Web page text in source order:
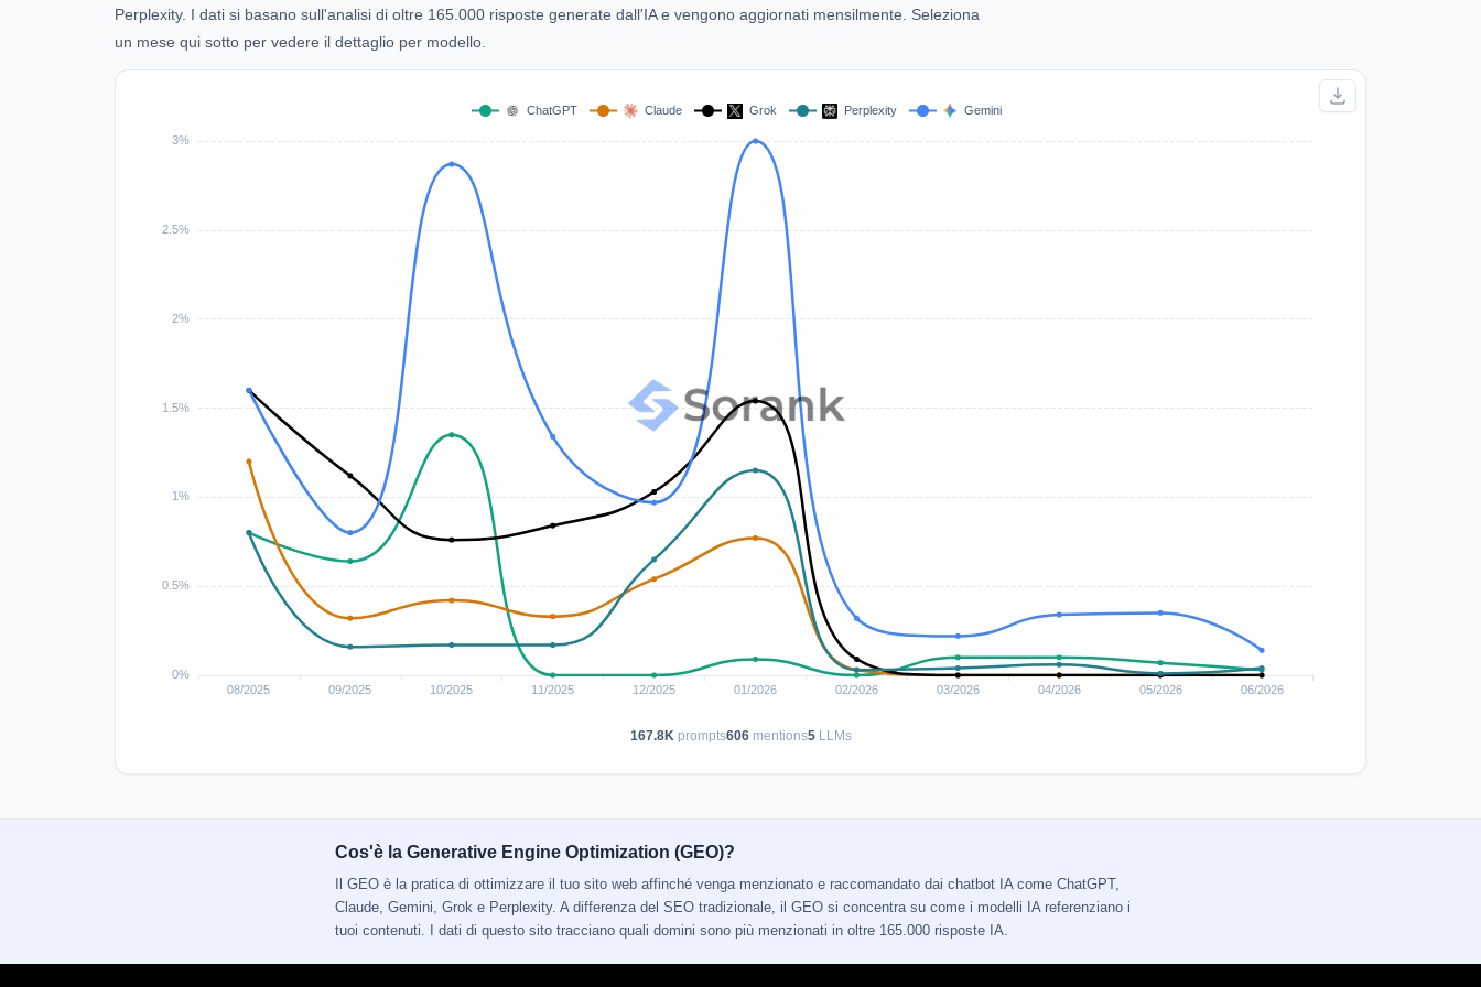
Perplexity. I dati si basano sull'analisi di oltre 165.000 risposte generate dall'IA e vengono aggiornati mensilmente. Seleziona
un mese qui sotto per vedere il dettaglio per modello.
167.8Kprompts606mentions5LLMs
Cos'è la Generative Engine Optimization (GEO)?
Il GEO è la pratica di ottimizzare il tuo sito web affinché venga menzionato e raccomandato dai chatbot IA come ChatGPT,
Claude, Gemini, Grok e Perplexity. A differenza del SEO tradizionale, il GEO si concentra su come i modelli IA referenziano i
tuoi contenuti. I dati di questo sito tracciano quali domini sono più menzionati in oltre 165.000 risposte IA.